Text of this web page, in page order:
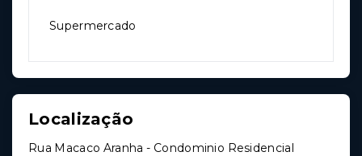
Supermercado
Localização
Rua Macaco Aranha - Condominio Residencial